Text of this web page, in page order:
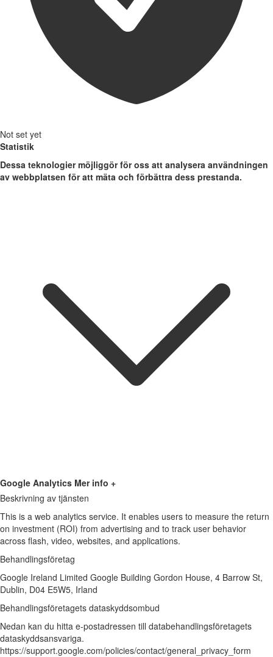
Not set yet
Statistik
Dessa teknologier möjliggör för oss att analysera användningen
av webbplatsen för att mäta och förbättra dess prestanda.
Google Analytics Mer info +
Beskrivning av tjänsten
This is a web analytics service. It enables users to measure the return
on investment (ROI) from advertising and to track user behavior
across flash, video, websites, and applications.
Behandlingsföretag
Google Ireland Limited Google Building Gordon House, 4 Barrow St,
Dublin, D04 E5W5, Irland
Behandlingsföretagets dataskyddsombud
Nedan kan du hitta e-postadressen till databehandlingsföretagets
dataskyddsansvariga.
https://support.google.com/policies/contact/general_privacy_form